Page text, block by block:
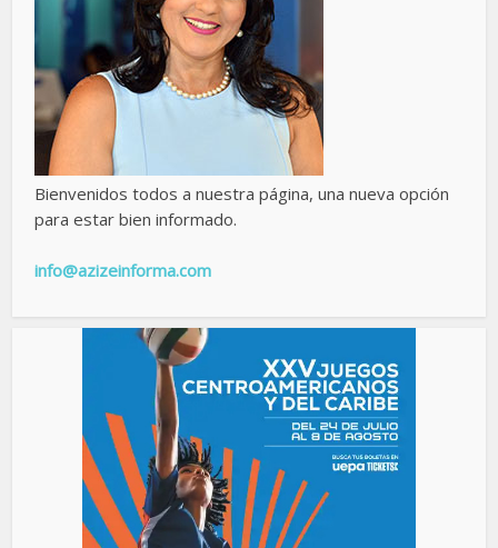
Bienvenidos todos a nuestra página, una nueva opción
para estar bien informado.
info@azizeinforma.com